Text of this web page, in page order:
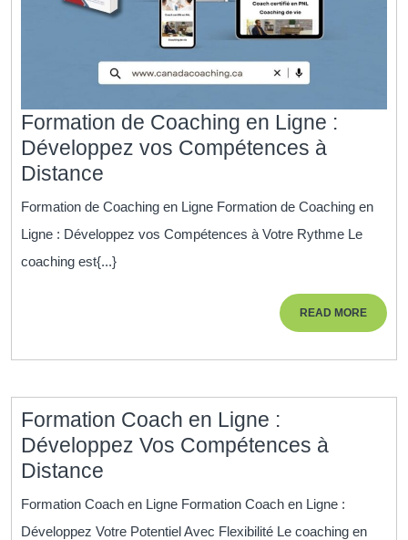
Formation de Coaching en Ligne :
Développez vos Compétences à
Distance
de
Coaching
en
Ligne
à
Distance
Formation de Coaching en Ligne Formation de Coaching en
Ligne : Développez vos Compétences à Votre Rythme Le
coaching est{...}
READ MOREREAD
MORE
Formation Coach en Ligne :
Développez Vos Compétences à
Distance
Coach
en
Formation Coach en Ligne Formation Coach en Ligne :
Développez Votre Potentiel Avec Flexibilité Le coaching en